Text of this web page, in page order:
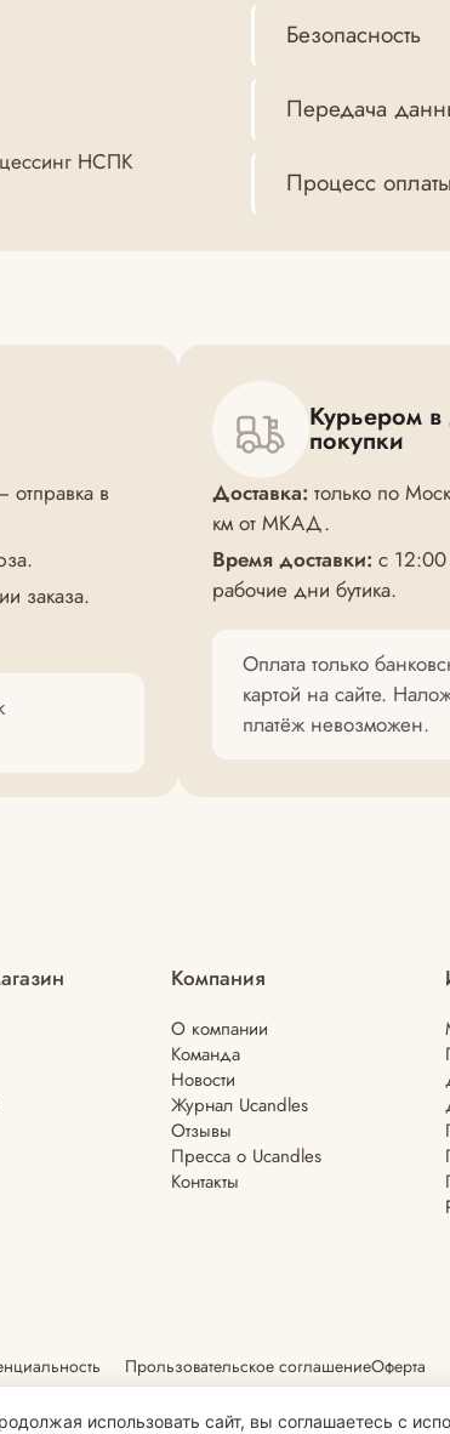
НСПК
Безопасность
Передача
Процесс
отправка в
заказа.
Курьером
покупки
Доставка: только по
км от МКАД.
Время доставки: с
рабочие дни бутика.
Оплата только
картой на сайте.
платёж невозможен.
Компания
О компании
Команда
Новости
Журнал Ucandles
Отзывы
Пресса о Ucandles
Контакты
Прользовательское соглашениеОферта
использовать сайт, вы соглашаетесь с